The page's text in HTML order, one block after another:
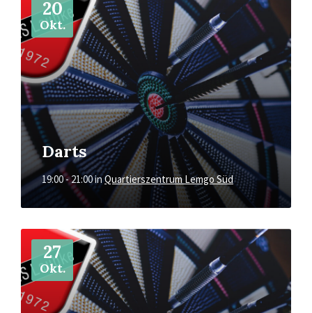
20
Okt.
Darts
19:00 - 21:00inQuartierszentrum Lemgo Süd
27
Okt.
Mehr